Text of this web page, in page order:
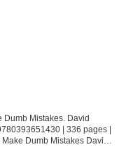
Dumb Mistakes. David
| 336 pages |
Dumb Mistakes David